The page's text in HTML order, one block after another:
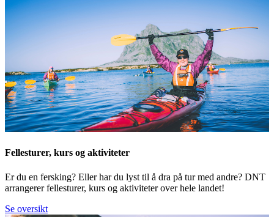
Fellesturer, kurs og aktiviteter
Er du en fersking? Eller har du lyst til å dra på tur med andre? DNT
arrangerer fellesturer, kurs og aktiviteter over hele landet!
Se oversikt